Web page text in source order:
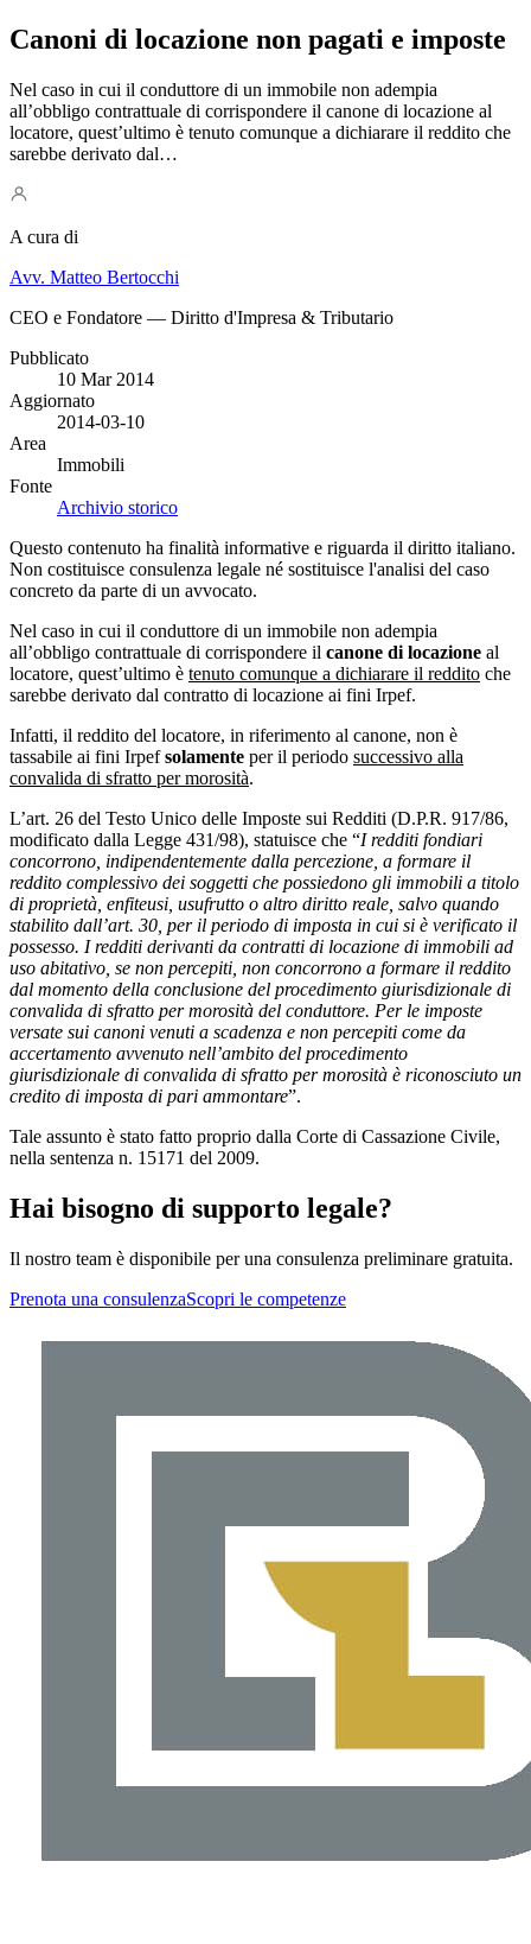
Canoni di locazione non pagati e imposte
Nel caso in cui il conduttore di un immobile non adempia
all’obbligo contrattuale di corrispondere il canone di locazione al
locatore, quest’ultimo è tenuto comunque a dichiarare il reddito che
sarebbe derivato dal…
A cura di
Avv. Matteo Bertocchi
CEO e Fondatore — Diritto d'Impresa & Tributario
Pubblicato
10 Mar 2014
Aggiornato
2014-03-10
Area
Immobili
Fonte
Archivio storico
Questo contenuto ha finalità informative e riguarda il diritto italiano.
Non costituisce consulenza legale né sostituisce l'analisi del caso
concreto da parte di un avvocato.
Nel caso in cui il conduttore di un immobile non adempia
all’obbligo contrattuale di corrispondere il canone di locazione al
locatore, quest’ultimo è tenuto comunque a dichiarare il reddito che
sarebbe derivato dal contratto di locazione ai fini Irpef.
Infatti, il reddito del locatore, in riferimento al canone, non è
tassabile ai fini Irpefsolamente per il periodo successivo alla
convalida di sfratto per morosità.
L’art. 26 del Testo Unico delle Imposte sui Redditi (D.P.R. 917/86,
modificato dalla Legge 431/98), statuisce che “I redditi fondiari
concorrono, indipendentemente dalla percezione, a formare il
reddito complessivo dei soggetti che possiedono gli immobili a titolo
di proprietà, enfiteusi, usufrutto o altro diritto reale, salvo quando
stabilito dall’art. 30, per il periodo di imposta in cui si è verificato il
possesso. I redditi derivanti da contratti di locazione di immobili ad
uso abitativo, se non percepiti, non concorrono a formare il reddito
dal momento della conclusione del procedimento giurisdizionale di
convalida di sfratto per morosità del conduttore. Per le imposte
versate sui canoni venuti a scadenza e non percepiti come da
accertamento avvenuto nell’ambito del procedimento
giurisdizionale di convalida di sfratto per morosità è riconosciuto un
credito di imposta di pari ammontare”.
Tale assunto è stato fatto proprio dalla Corte di Cassazione Civile,
nella sentenza n. 15171 del 2009.
Hai bisogno di supporto legale?
Il nostro team è disponibile per una consulenza preliminare gratuita.
Prenota una consulenzaScopri le competenze